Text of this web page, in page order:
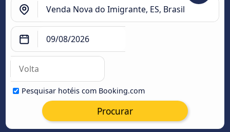
Pesquisar hotéis com Booking.com
Procurar